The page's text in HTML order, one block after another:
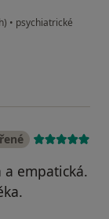
• psychiatrické
empatická.